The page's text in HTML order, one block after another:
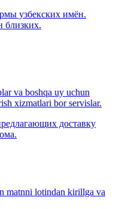
узбекских имён.
близких.
va boshqa uy uchun
xizmatlari bor servislar.
доставку
matnni lotindan kirillga va